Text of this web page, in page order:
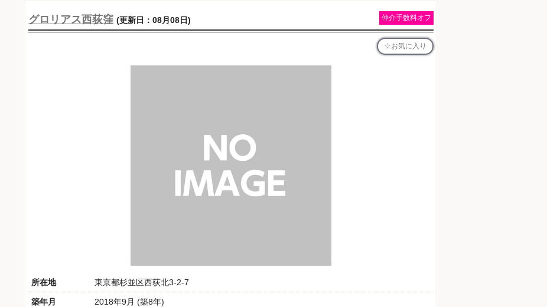
グロリアス西荻窪 (更新日：08月08日) 仲介手数料オフ
お気に入り
所在地 東京都杉並区西荻北3-2-7
築年月 2018年9月 (築8年)